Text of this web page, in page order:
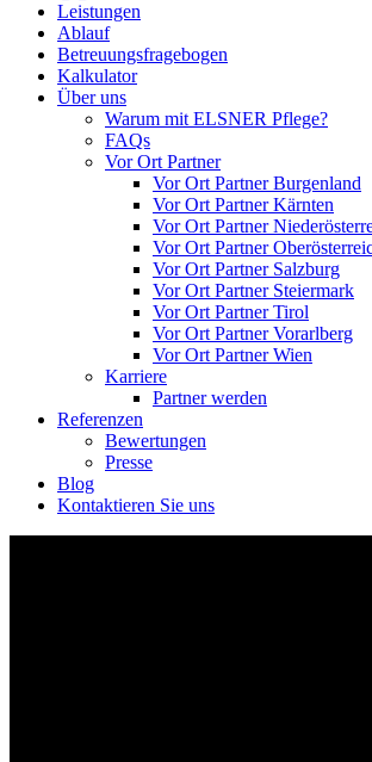
Leistungen
Ablauf
Betreuungsfragebogen
Kalkulator
Über uns
Warum mit ELSNER Pflege?
FAQs
Vor Ort Partner
Vor Ort Partner Burgenland
Vor Ort Partner Kärnten
Vor Ort Partner
Vor Ort Partner
Vor Ort Partner Salzburg
Vor Ort Partner Steiermark
Vor Ort Partner Tirol
Vor Ort Partner Vorarlberg
Vor Ort Partner Wien
Karriere
Partner werden
Referenzen
Bewertungen
Presse
Blog
Kontaktieren Sie uns